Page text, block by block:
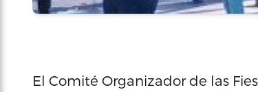
El Comité Organizador de las